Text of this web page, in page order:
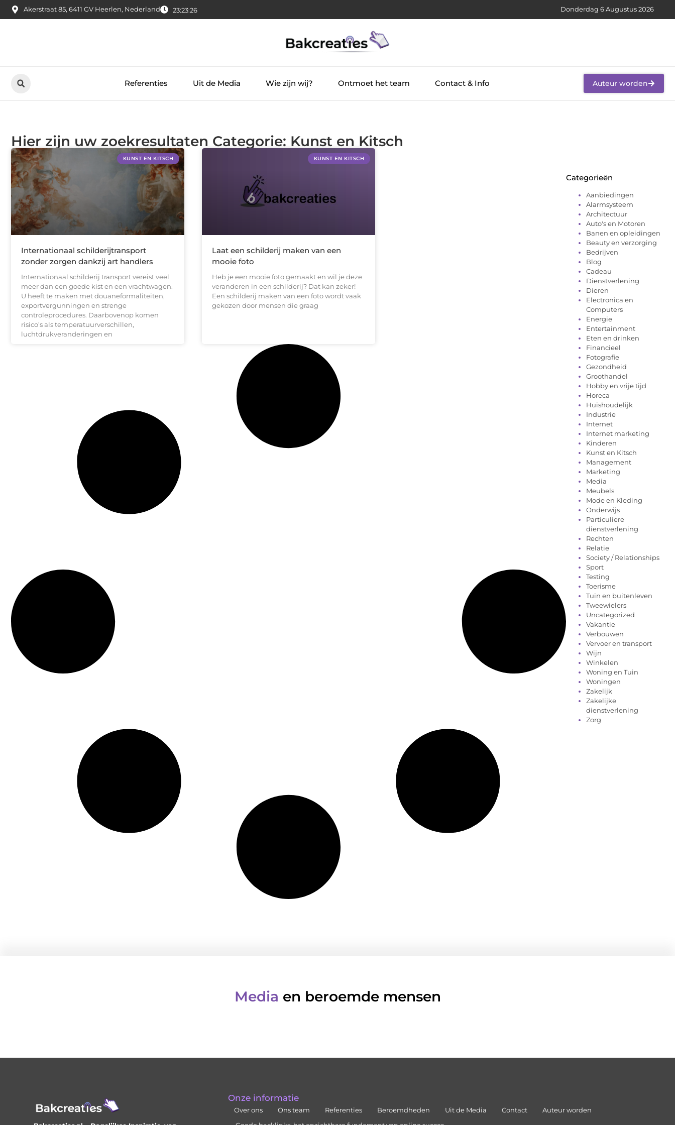
Akerstraat 85, 6411 GV Heerlen, Nederland 23:23:26 Donderdag 6 Augustus 2026
Referenties Uit de Media Wie zijn wij? Ontmoet het team Contact & Info Auteur worden
Hier zijn uw zoekresultaten Categorie: Kunst en Kitsch
KUNST EN KITSCH
Internationaal schilderijtransport
zonder zorgen dankzij art handlers
Internationaal schilderij transport vereist veel
meer dan een goede kist en een vrachtwagen.
U heeft te maken met douaneformaliteiten,
exportvergunningen en strenge
controleprocedures. Daarbovenop komen
risico’s als temperatuurverschillen,
luchtdrukveranderingen en
KUNST EN KITSCH
Laat een schilderij maken van een
mooie foto
Heb je een mooie foto gemaakt en wil je deze
veranderen in een schilderij? Dat kan zeker!
Een schilderij maken van een foto wordt vaak
gekozen door mensen die graag
Categorieën
Aanbiedingen
Alarmsysteem
Architectuur
Auto's en Motoren
Banen en opleidingen
Beauty en verzorging
Bedrijven
Blog
Cadeau
Dienstverlening
Dieren
Electronica en
Computers
Energie
Entertainment
Eten en drinken
Financieel
Fotografie
Gezondheid
Groothandel
Hobby en vrije tijd
Horeca
Huishoudelijk
Industrie
Internet
Internet marketing
Kinderen
Kunst en Kitsch
Management
Marketing
Media
Meubels
Mode en Kleding
Onderwijs
Particuliere
dienstverlening
Rechten
Relatie
Society / Relationships
Sport
Testing
Toerisme
Tuin en buitenleven
Tweewielers
Uncategorized
Vakantie
Verbouwen
Vervoer en transport
Wijn
Winkelen
Woning en Tuin
Woningen
Zakelijk
Zakelijke
dienstverlening
Zorg
Media en beroemde mensen
Onze informatie
Over ons Ons team Referenties Beroemdheden Uit de Media Contact
Auteur worden